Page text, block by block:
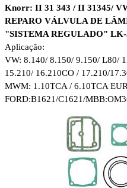
Knorr: II 31 343 / II 31345/
REPARO VÁLVULA DE
"SISTEMA REGULADO" LK-
Aplicação:
VW: 8.140/ 8.150/ 9.150/ L80/
15.210/ 16.210CO / 17.210/
MWM: 1.10TCA / 6.10TCA
FORD:B1621/C1621/